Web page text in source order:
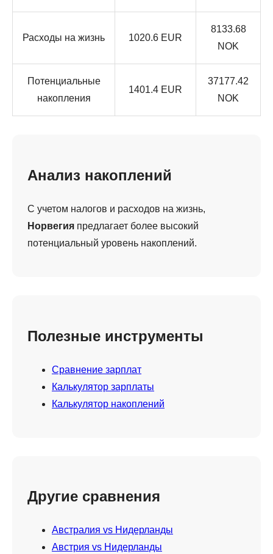
Расходы на жизнь 1020.6 EUR
8133.68
NOK
Потенциальные
накопления
1401.4 EUR
37177.42
NOK
Анализ накоплений
С учетом налогов и расходов на жизнь,
Норвегия предлагает более высокий
потенциальный уровень накоплений.
Полезные инструменты
Сравнение зарплат
Калькулятор зарплаты
Калькулятор накоплений
Другие сравнения
Австралия vs Нидерланды
Австрия vs Нидерланды